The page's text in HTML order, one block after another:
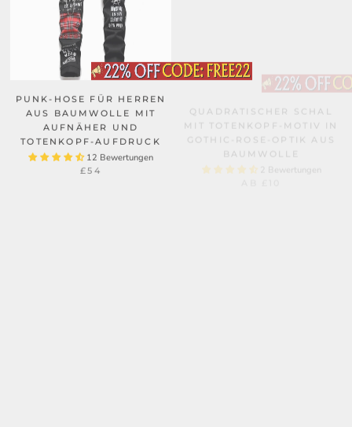
PUNK-HOSE FÜR HERREN
AUS BAUMWOLLE MIT
AUFNÄHER UND
TOTENKOPF-AUFDRUCK
12 Bewertungen
£54
QUADRATISCHER SCHAL
MIT TOTENKOPF-MOTIV IN
GOTHIC-ROSE-OPTIK AUS
BAUMWOLLE
2 Bewertungen
AB £10